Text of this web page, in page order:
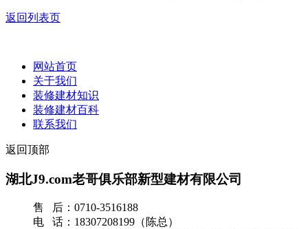
返回列表页
网站首页
关于我们
装修建材知识
装修建材百科
联系我们
返回顶部
湖北J9.com老哥俱乐部新型建材有限公司
售 后：0710-3516188
电 话：18307208199（陈总）